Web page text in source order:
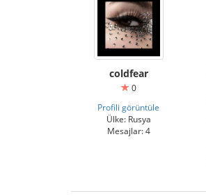
coldfear
0
Profili görüntüle
Ülke: Rusya
Mesajlar: 4